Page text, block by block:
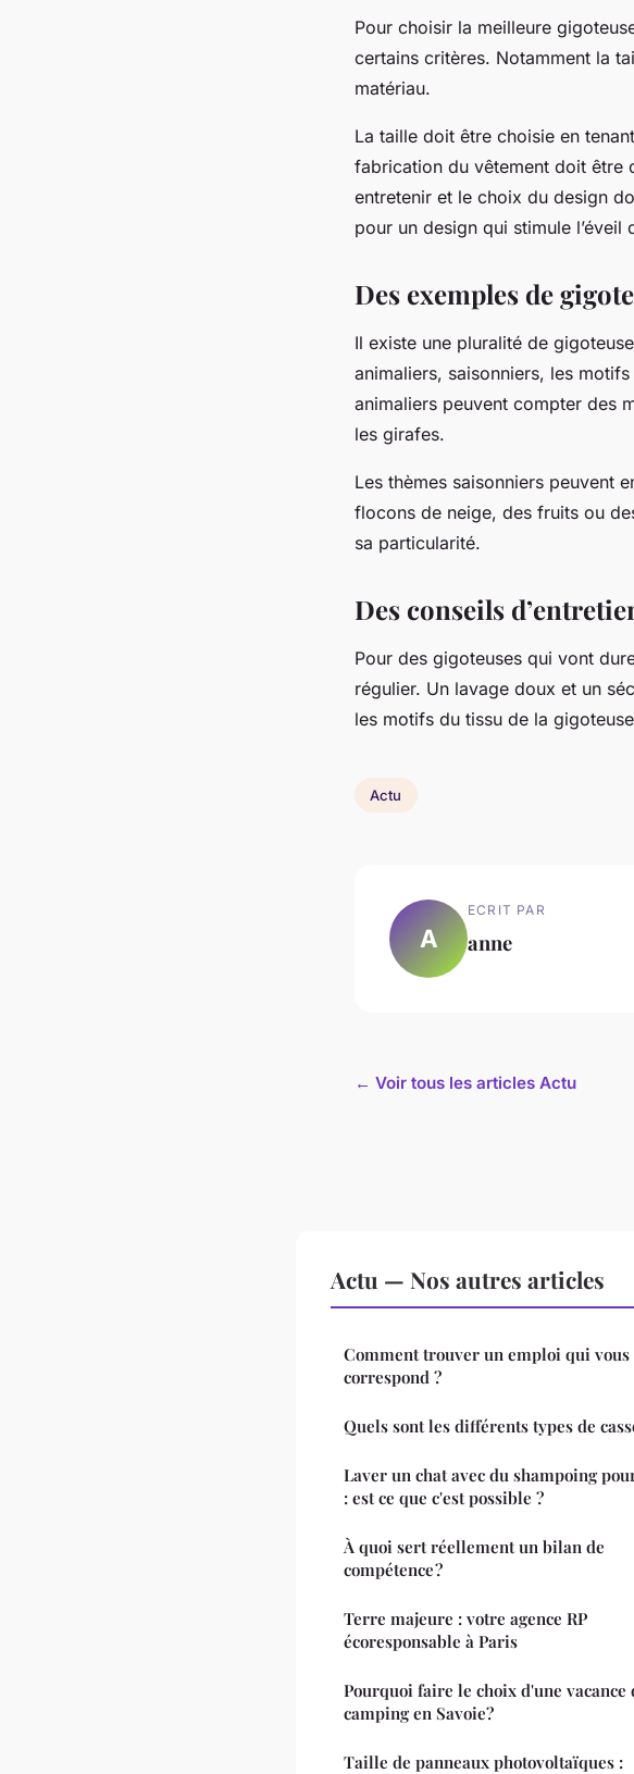
Pour choisir la meilleure
certains critères. Notamment la
matériau.
La taille doit être choisie en
fabrication du vêtement doit être
entretenir et le choix du design
pour un design qui stimule l’éveil
Des exemples de
Il existe une pluralité de
animaliers, saisonniers, les
animaliers peuvent compter des
les girafes.
Les thèmes saisonniers peuvent
flocons de neige, des fruits ou
sa particularité.
Des conseils
Pour des gigoteuses qui vont
régulier. Un lavage doux et un
les motifs du tissu de la
Actu
A
ECRIT PAR
anne
← Voir tous les articles Actu
Actu — Nos autres articles
Comment trouver un emploi qui vous
correspond ?
Quels sont les différents types de
Laver un chat avec du shampoing
: est ce que c'est possible ?
À quoi sert réellement un bilan de
compétence ?
Terre majeure : votre agence RP
écoresponsable à Paris
Pourquoi faire le choix d'une vacance
camping en Savoie?
Taille de panneaux photovoltaïques :